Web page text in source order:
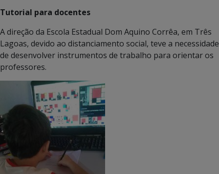
Tutorial para docentes
A direção da Escola Estadual Dom Aquino Corrêa, em Três
Lagoas, devido ao distanciamento social, teve a necessidade
de desenvolver instrumentos de trabalho para orientar os
professores.